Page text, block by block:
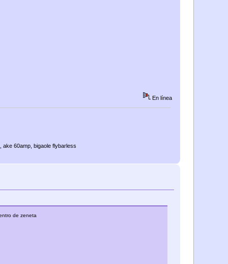
En línea
60amp, bigaole flybarless
de zeneta